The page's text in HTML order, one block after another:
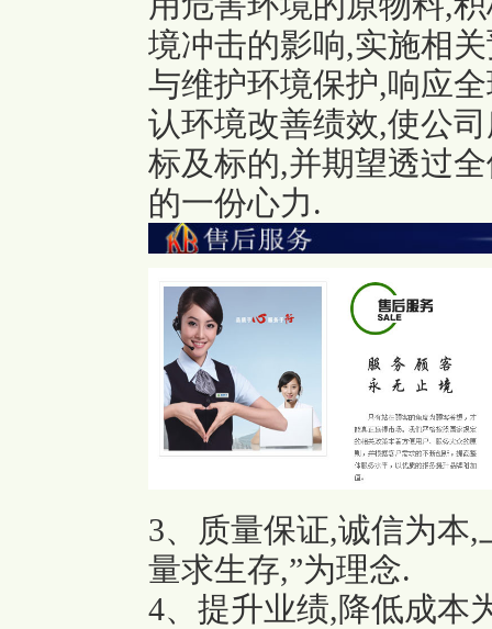
境冲击的影响,实施相
与维护环境保护,响应
认环境改善绩效,使公
标及标的,并期望透过
的一份心力.
3、质量保证,诚信为本
量求生存,”为理念.
4、提升业绩,降低成本